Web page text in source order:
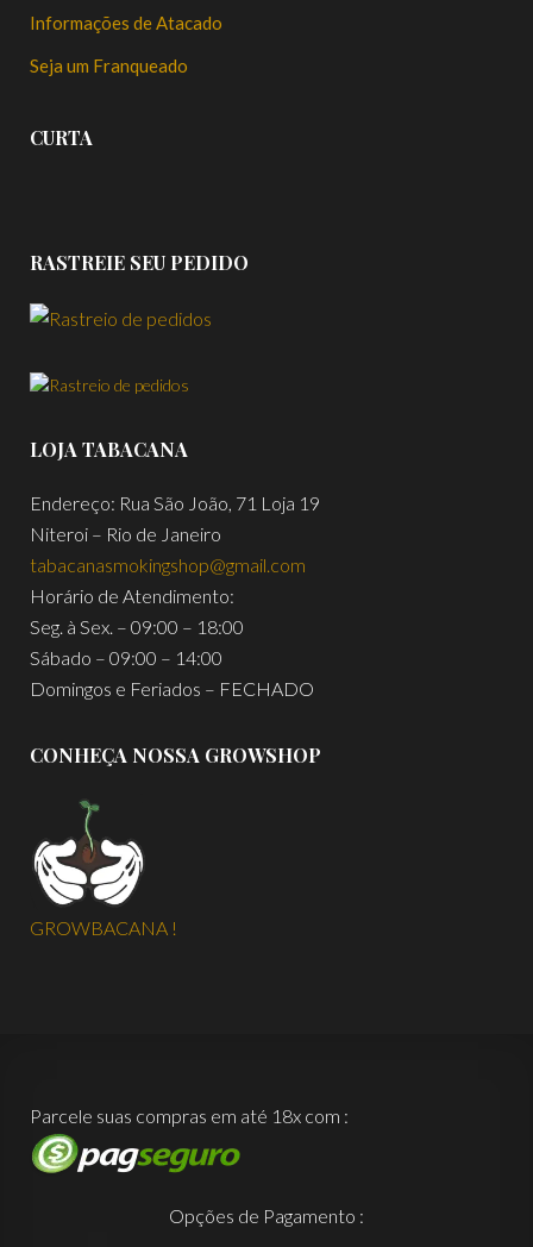
Informações de Atacado
Seja um Franqueado
CURTA
RASTREIE SEU PEDIDO
LOJA TABACANA
Endereço: Rua São João, 71 Loja 19
Niteroi – Rio de Janeiro
tabacanasmokingshop@gmail.com
Horário de Atendimento:
Seg. à Sex. – 09:00 – 18:00
Sábado – 09:00 – 14:00
Domingos e Feriados – FECHADO
CONHEÇA NOSSA GROWSHOP
GROWBACANA !
Parcele suas compras em até 18x com :
Opções de Pagamento :